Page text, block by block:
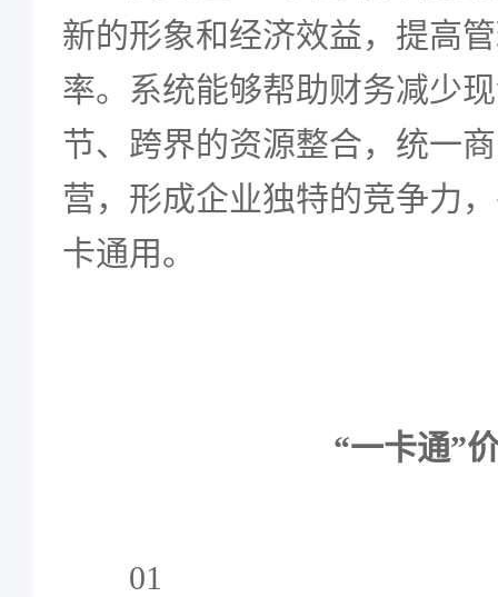
新的形象和经济效益，提高
率。系统能够帮助财务减少
节、跨界的资源整合，统一
营，形成企业独特的竞争力
卡通用。
“一卡通”
01